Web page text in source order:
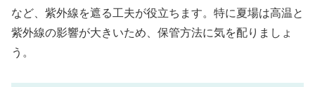
など、紫外線を遮る工夫が役立ちます。特に夏場は高温と
紫外線の影響が大きいため、保管方法に気を配りましょ
う。